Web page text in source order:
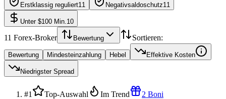
Erstklassig reguliert11 Negativsaldoschutz11
Unter $100 Min. 10
11 Forex-Broker Bewertung Sortieren:
Bewertung Mindesteinzahlung Hebel Effektive Kosten
Niedrigster Spread
#1 Top-Auswahl Im Trend 2 Boni